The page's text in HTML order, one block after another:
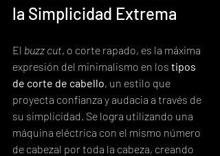
la Simplicidad Extrema
El buzz cut, o corte rapado, es la máxima
expresión del minimalismo en los tipos
de corte de cabello, un estilo que
proyecta confianza y audacia a través de
su simplicidad. Se logra utilizando una
máquina eléctrica con el mismo número
de cabezal por toda la cabeza, creando